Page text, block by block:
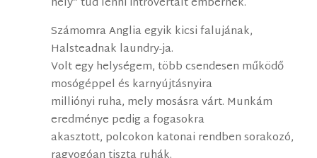
Számomra Anglia egyik kicsi falujának,
Halsteadnak laundry-ja.
Volt egy helységem, több csendesen működő
mosógéppel és karnyújtásnyira
milliónyi ruha, mely mosásra várt. Munkám
eredménye pedig a fogasokra
akasztott, polcokon katonai rendben sorakozó,